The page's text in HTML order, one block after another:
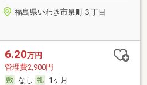
福島県いわき市泉町３丁目
6.20万円
管理費2,900円
なし
1ヶ月